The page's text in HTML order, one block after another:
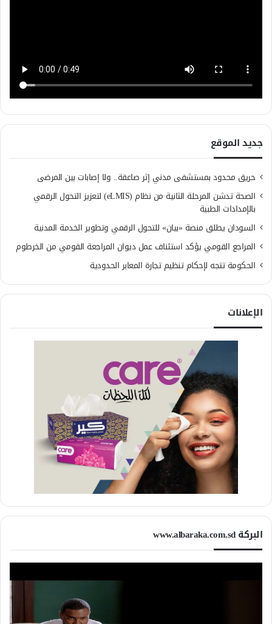
جديد الموقع
حريق محدود بمستشفى مدني إثر صاعقة.. ولا إصابات بين المرضى
الصحة تدشن المرحلة الثانية من نظام (eLMIS) لتعزيز التحول الرقمي
بالإمدادات الطبية
السودان يطلق منصة «بيان» للتحول الرقمي وتطوير الخدمة المدنية
المراجع القومي يؤكد استئناف عمل ديوان المراجعة القومي من الخرطوم
الحكومة تتجه لإحكام تنظيم تجارة المعابر الحدودية
الإعلانات
البركة www.albaraka.com.sd